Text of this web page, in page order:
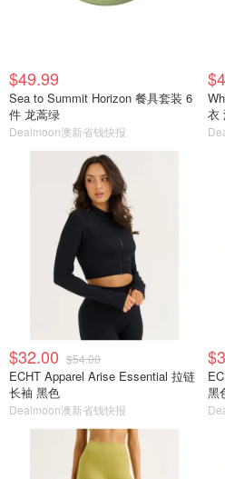
$49.99
Sea to Summit Horizon 餐具套装 6
件 龙蒿绿
Dealmoon澳新省钱快报
衣
$32.00 $54.00
ECHT Apparel Arise Essential 拉链
长袖 黑色
Dealmoon澳新省钱快报
黑